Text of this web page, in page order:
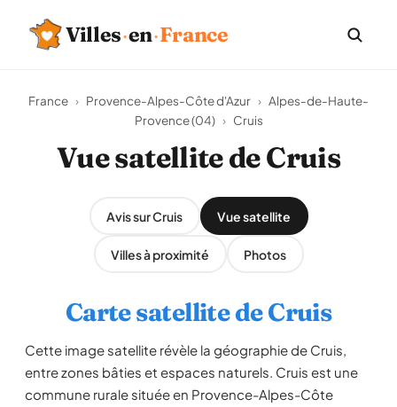
Villes·en·France
France › Provence-Alpes-Côte d'Azur › Alpes-de-Haute-
Provence (04) › Cruis
Vue satellite de Cruis
Avis sur Cruis Vue satellite
Villes à proximité Photos
Carte satellite de Cruis
Cette image satellite révèle la géographie de Cruis,
entre zones bâties et espaces naturels. Cruis est une
commune rurale située en Provence-Alpes-Côte